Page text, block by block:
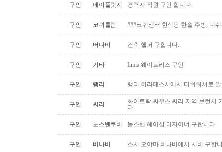
구인 메이플릿지 경력자 직원 구인 합니다.
구인 코퀴틀람 ###코퀴센터 한식당 한솔 주방, 디
구인 버나비 건축 헬퍼 구합니다.
구인 기타 Lmia 웨이트리스 구인
구인 랭리 랭리 히라메스시에서 디쉬워셔로
구인 써리
화이트락,싸우스 써리 지역 브런치
다.
구인 노스밴쿠버 놀스밴 헤어샵 디자이너 구합니다
구인 버나비 스시 오야마 버나비에서 서버 구합